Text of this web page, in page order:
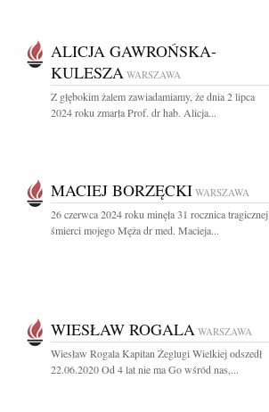
ALICJA GAWROŃSKA-
KULESZA WARSZAWA
Z głębokim żalem zawiadamiamy, że dnia 2 lipca
2024 roku zmarła Prof. dr hab. Alicja...
MACIEJ BORZĘCKI WARSZAWA
26 czerwca 2024 roku minęła 31 rocznica tragicznej
śmierci mojego Męża dr med. Macieja...
WIESŁAW ROGALA WARSZAWA
Wiesław Rogala Kapitan Żeglugi Wielkiej odszedł
22.06.2020 Od 4 lat nie ma Go wśród nas,...